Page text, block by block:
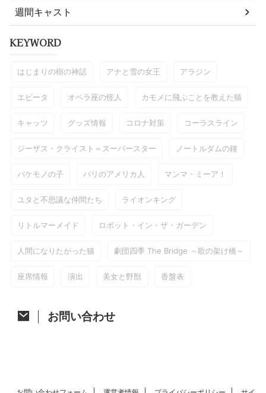
週間キャスト
KEYWORD
はじまりの樹の神話 アナと雪の女王 アラジン
エビータ オペラ座の怪人 カモメに飛ぶことを教えた猫
キャッツ グッズ情報 コロナ対策 コーラスライン
ジーザス・クライスト＝スーパースター ノートルダムの鐘
バケモノの子 パリのアメリカ人 マンマ・ミーア！
ユタと不思議な仲間たち ライオンキング
リトルマーメイド ロボット・イン・ザ・ガーデン
人間になりたがった猫 劇団四季 The Bridge ～歌の架け橋～
座席情報 演出 美女と野獣 香盤表
お問い合わせ